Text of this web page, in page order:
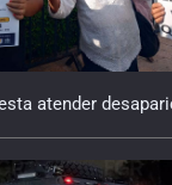
atender